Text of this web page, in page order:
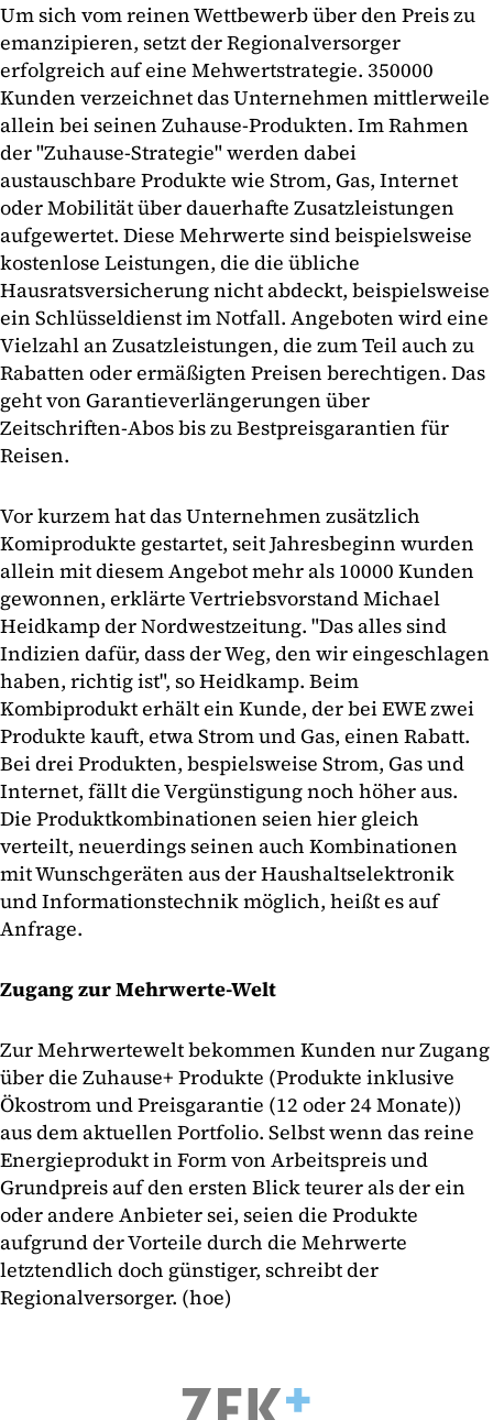
Um sich vom reinen Wettbewerb über den Preis zu
emanzipieren, setzt der Regionalversorger
erfolgreich auf eine Mehwertstrategie. 350000
Kunden verzeichnet das Unternehmen mittlerweile
allein bei seinen Zuhause-Produkten. Im Rahmen
der "Zuhause-Strategie" werden dabei
austauschbare Produkte wie Strom, Gas, Internet
oder Mobilität über dauerhafte Zusatzleistungen
aufgewertet. Diese Mehrwerte sind beispielsweise
kostenlose Leistungen, die die übliche
Hausratsversicherung nicht abdeckt, beispielsweise
ein Schlüsseldienst im Notfall. Angeboten wird eine
Vielzahl an Zusatzleistungen, die zum Teil auch zu
Rabatten oder ermäßigten Preisen berechtigen. Das
geht von Garantieverlängerungen über
Zeitschriften-Abos bis zu Bestpreisgarantien für
Reisen.
Vor kurzem hat das Unternehmen zusätzlich
Komiprodukte gestartet, seit Jahresbeginn wurden
allein mit diesem Angebot mehr als 10000 Kunden
gewonnen, erklärte Vertriebsvorstand Michael
Heidkamp der Nordwestzeitung. "Das alles sind
Indizien dafür, dass der Weg, den wir eingeschlagen
haben, richtig ist", so Heidkamp. Beim
Kombiprodukt erhält ein Kunde, der bei EWE zwei
Produkte kauft, etwa Strom und Gas, einen Rabatt.
Bei drei Produkten, bespielsweise Strom, Gas und
Internet, fällt die Vergünstigung noch höher aus.
Die Produktkombinationen seien hier gleich
verteilt, neuerdings seinen auch Kombinationen
mit Wunschgeräten aus der Haushaltselektronik
und Informationstechnik möglich, heißt es auf
Anfrage.
Zugang zur Mehrwerte-Welt
Zur Mehrwertewelt bekommen Kunden nur Zugang
über die Zuhause+ Produkte (Produkte inklusive
Ökostrom und Preisgarantie (12 oder 24 Monate))
aus dem aktuellen Portfolio. Selbst wenn das reine
Energieprodukt in Form von Arbeitspreis und
Grundpreis auf den ersten Blick teurer als der ein
oder andere Anbieter sei, seien die Produkte
aufgrund der Vorteile durch die Mehrwerte
letztendlich doch günstiger, schreibt der
Regionalversorger. (hoe)